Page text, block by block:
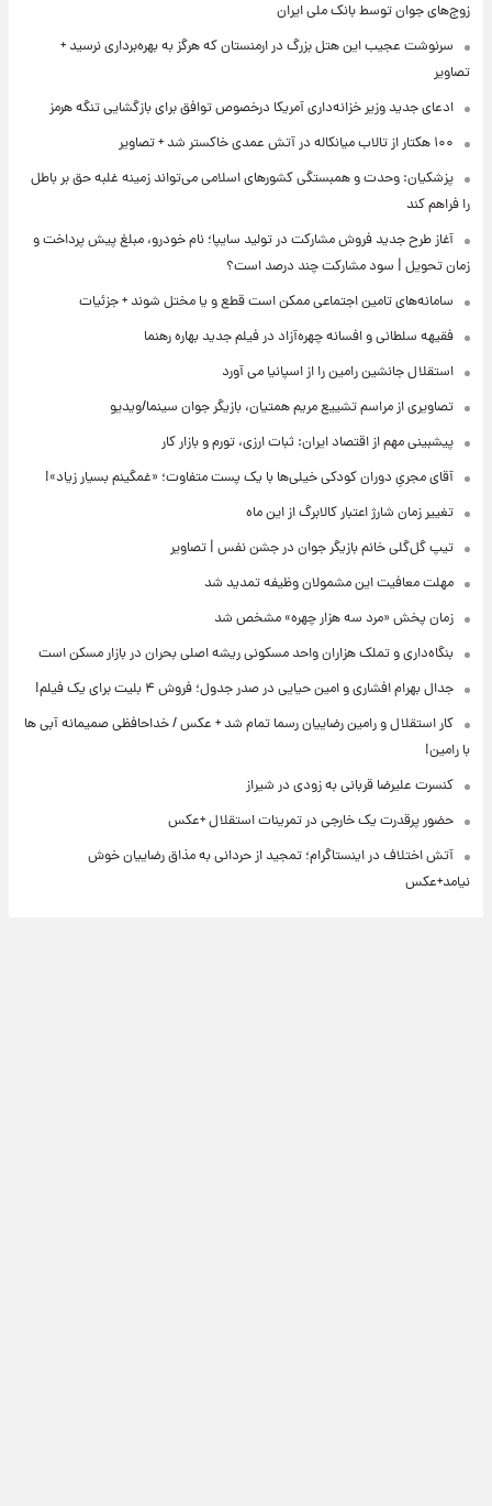
زوج‌های جوان توسط بانک ملی ایران
سرنوشت عجیب این هتل بزرگ در ارمنستان که هرگز به بهره‌برداری نرسید +
تصاویر
ادعای جدید وزیر خزانه‌داری آمریکا درخصوص توافق برای بازگشایی تنگه هرمز
۱۰۰ هکتار از تالاب میانکاله در آتش عمدی خاکستر شد + تصاویر
پزشکیان: وحدت و همبستگی کشورهای اسلامی می‌تواند زمینه غلبه حق بر باطل
را فراهم کند
آغاز طرح جدید فروش مشارکت در تولید سایپا؛ نام خودرو، مبلغ پیش پرداخت و
زمان تحویل | سود مشارکت چند درصد است؟
سامانه‌های تامین اجتماعی ممکن است قطع و یا مختل شوند + جزئیات
فقیهه سلطانی و افسانه چهره‌آزاد در فیلم جدید بهاره رهنما
استقلال جانشین رامین را از اسپانیا می آورد
تصاویری از مراسم تشییع مریم همتیان، بازیگر جوان سینما/ویدیو
پیشبینی مهم از اقتصاد ایران: ثبات ارزی، تورم و بازار کار
آقای مجریِ دوران کودکی خیلی‌ها با یک پست متفاوت؛ «غمگینم بسیار زیاد»!
تغییر زمان شارژ اعتبار کالابرگ از این ماه
تیپ گل‌گلی خانم بازیگر جوان در جشن نفس | تصاویر
مهلت معافیت این مشمولان وظیفه تمدید شد
زمان پخش «مرد سه هزار چهره» مشخص شد
بنگاه‌داری و تملک هزاران واحد مسکونی ریشه اصلی بحران در بازار مسکن است
جدال بهرام افشاری و امین حیایی در صدر جدول؛ فروش ۴ بلیت برای یک فیلم!
کار استقلال و رامین رضاییان رسما تمام شد + عکس / خداحافظی صمیمانه آبی ها
با رامین!
کنسرت علیرضا قربانی به زودی در شیراز
حضور پرقدرت یک خارجی در تمرینات استقلال +عکس
آتش اختلاف در اینستاگرام؛ تمجید از حردانی به مذاق رضاییان خوش
نیامد+عکس